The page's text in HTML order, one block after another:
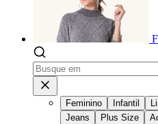
Feminino Infantil
Jeans
Plus Size